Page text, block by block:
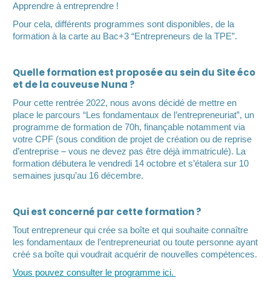
Apprendre à entreprendre !
Pour cela, différents programmes sont disponibles, de la
formation à la carte au Bac+3 “Entrepreneurs de la TPE”.
Quelle formation est proposée au sein du Site éco
et de la couveuse Nuna ?
Pour cette rentrée 2022, nous avons décidé de mettre en
place le parcours “Les fondamentaux de l’entrepreneuriat”, un
programme de formation de 70h, finançable notamment via
votre CPF (sous condition de projet de création ou de reprise
d’entreprise – vous ne devez pas être déjà immatriculé). La
formation débutera le vendredi 14 octobre et s’étalera sur 10
semaines jusqu’au 16 décembre.
Qui est concerné par cette formation ?
Tout entrepreneur qui crée sa boîte et qui souhaite connaître
les fondamentaux de l’entrepreneuriat ou toute personne ayant
créé sa boîte qui voudrait acquérir de nouvelles compétences.
Vous pouvez consulter le programme ici.